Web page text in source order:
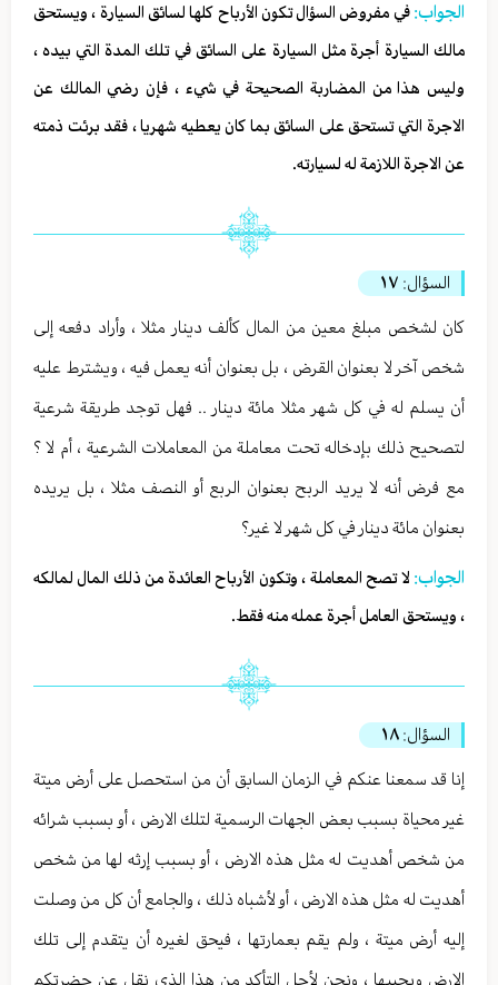
الجواب:في مفروض السؤال تكون الأرباح كلها لسائق السيارة ، ويستحق
مالك السيارة أجرة مثل السيارة على السائق في تلك المدة التي بيده ،
وليس هذا من المضاربة الصحيحة في شيء ، فإن رضي المالك عن
الاجرة التي تستحق على السائق بما كان يعطيه شهريا ، فقد برئت ذمته
عن الاجرة اللازمة له لسيارته.
السؤال: ١٧
كان لشخص مبلغ معين من المال كألف دينار مثلا ، وأراد دفعه إلى
شخص آخر لا بعنوان القرض ، بل بعنوان أنه يعمل فيه ، ويشترط عليه
أن يسلم له في كل شهر مثلا مائة دينار .. فهل توجد طريقة شرعية
لتصحيح ذلك بإدخاله تحت معاملة من المعاملات الشرعية ، أم لا ؟
مع فرض أنه لا يريد الربح بعنوان الربع أو النصف مثلا ، بل يريده
بعنوان مائة دينار في كل شهر لا غير؟
الجواب: لا تصح المعاملة ، وتكون الأرباح العائدة من ذلك المال لمالكه
، ويستحق العامل أجرة عمله منه فقط.
السؤال: ١٨
إنا قد سمعنا عنكم في الزمان السابق أن من استحصل على أرض ميتة
غير محياة بسبب بعض الجهات الرسمية لتلك الارض ، أو بسبب شرائه
من شخص أهديت له مثل هذه الارض ، أو بسبب إرثه لها من شخص
أهديت له مثل هذه الارض ، أو لأشباه ذلك ، والجامع أن كل من وصلت
إليه أرض ميتة ، ولم يقم بعمارتها ، فيحق لغيره أن يتقدم إلى تلك
الارض ويحييها ، ونحن لأجل التأكد من هذا الذي نقل عن حضرتكم